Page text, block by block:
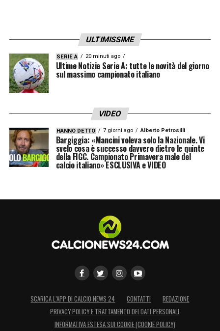
ULTIMISSIME
SERIE A 20 minuti ago
Ultime Notizie Serie A: tutte le novità del giorno
sul massimo campionato italiano
VIDEO
HANNO DETTO 7 giorni ago Alberto Petrosilli
Bargiggia: «Mancini voleva solo la Nazionale. Vi
svelo cosa è successo davvero dietro le quinte
della FIGC. Campionato Primavera male del
calcio italiano» ESCLUSIVA e VIDEO
SCARICA L’APP DI CALCIO NEWS 24 CONTATTI
REDAZIONE
PRIVACY POLICY E TRATTAMENTO DEI DATI PERSONALI
INFORMATIVA ESTESA SUI COOKIE (COOKIE POLICY)